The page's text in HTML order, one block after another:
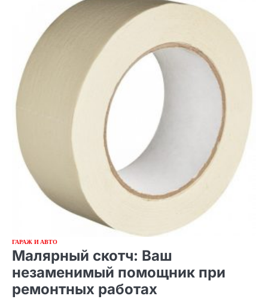
ГАРАЖ И АВТО
Малярный скотч: Ваш
незаменимый помощник при
ремонтных работах